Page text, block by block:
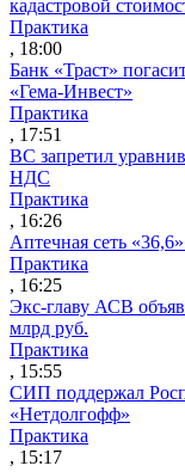
кадастровой
Практика
, 18:00
Банк «Траст»
«Гема-Инвест»
Практика
, 17:51
ВС запретил
НДС
Практика
, 16:26
Аптечная сеть
Практика
, 16:25
Экс-главу АСВ
млрд руб.
Практика
, 15:55
СИП поддержал
«Нетдолгофф»
Практика
, 15:17